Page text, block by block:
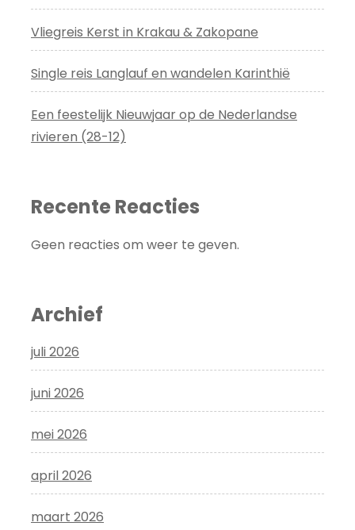
Vliegreis Kerst in Krakau & Zakopane
Single reis Langlauf en wandelen Karinthië
Een feestelijk Nieuwjaar op de Nederlandse
rivieren (28-12)
Recente Reacties
Geen reacties om weer te geven.
Archief
juli 2026
juni 2026
mei 2026
april 2026
maart 2026